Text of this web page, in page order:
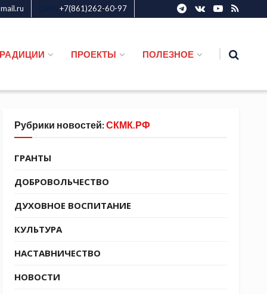
+7(861)262-60-97
ПРОЕКТЫ ПОЛЕЗНОЕ
Рубрики новостей:СКМК.РФ
ГРАНТЫ
ДОБРОВОЛЬЧЕСТВО
ДУХОВНОЕ ВОСПИТАНИЕ
КУЛЬТУРА
НАСТАВНИЧЕСТВО
НОВОСТИ